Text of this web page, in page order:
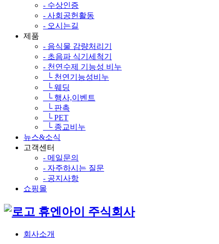
- 수상인증
- 사회공헌활동
- 오시는길
제품
- 음식물 감량처리기
- 초음파 식기세척기
- 천연수제 기능성 비누
└ 천연기능성비누
└ 웨딩
└ 행사,이벤트
└ 판촉
└ PET
└ 종교비누
뉴스&소식
고객센터
- 메일문의
- 자주하시는 질문
- 공지사항
쇼핑몰
휴엔아이 주식회사
회사소개